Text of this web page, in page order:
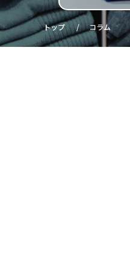
トップ コラム